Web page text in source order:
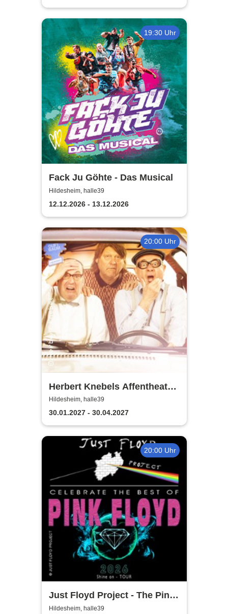
19:30 Uhr
Fack Ju Göhte - Das Musical
Hildesheim, halle39
12.12.2026 - 13.12.2026
20:00 Uhr
Herbert Knebels Affentheater
- Voll Karacho!
Hildesheim, halle39
30.01.2027 - 30.04.2027
20:00 Uhr
Just Floyd Project - The Pink
Floyd Tribute Show
Hildesheim, halle39